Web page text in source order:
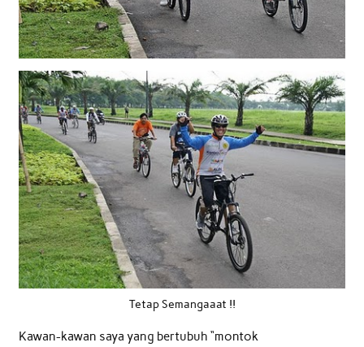
Tetap Semangaaat !!
Kawan-kawan saya yang bertubuh “montok